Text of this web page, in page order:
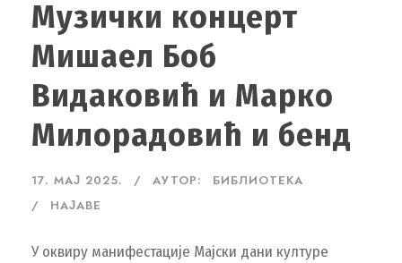
Музички концерт
Мишаел Боб
Видаковић и Марко
Милорадовић и бенд
17. МАЈ 2025. АУТОР:
БИБЛИОТЕКА
НАЈАВЕ
У оквиру манифестације Мајски дани културе